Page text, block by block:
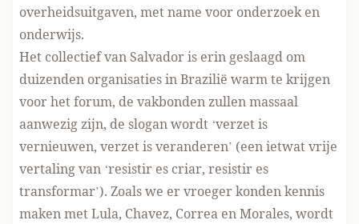
overheidsuitgaven, met name voor onderzoek en
onderwijs.
Het collectief van Salvador is erin geslaagd om
duizenden organisaties in Brazilië warm te krijgen
voor het forum, de vakbonden zullen massaal
aanwezig zijn, de slogan wordt ‘verzet is
vernieuwen, verzet is veranderen’ (een ietwat vrije
vertaling van ‘resistir es criar, resistir es
transformar’). Zoals we er vroeger konden kennis
maken met Lula, Chavez, Correa en Morales, wordt